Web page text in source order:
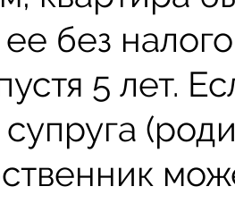
без
5 лет.